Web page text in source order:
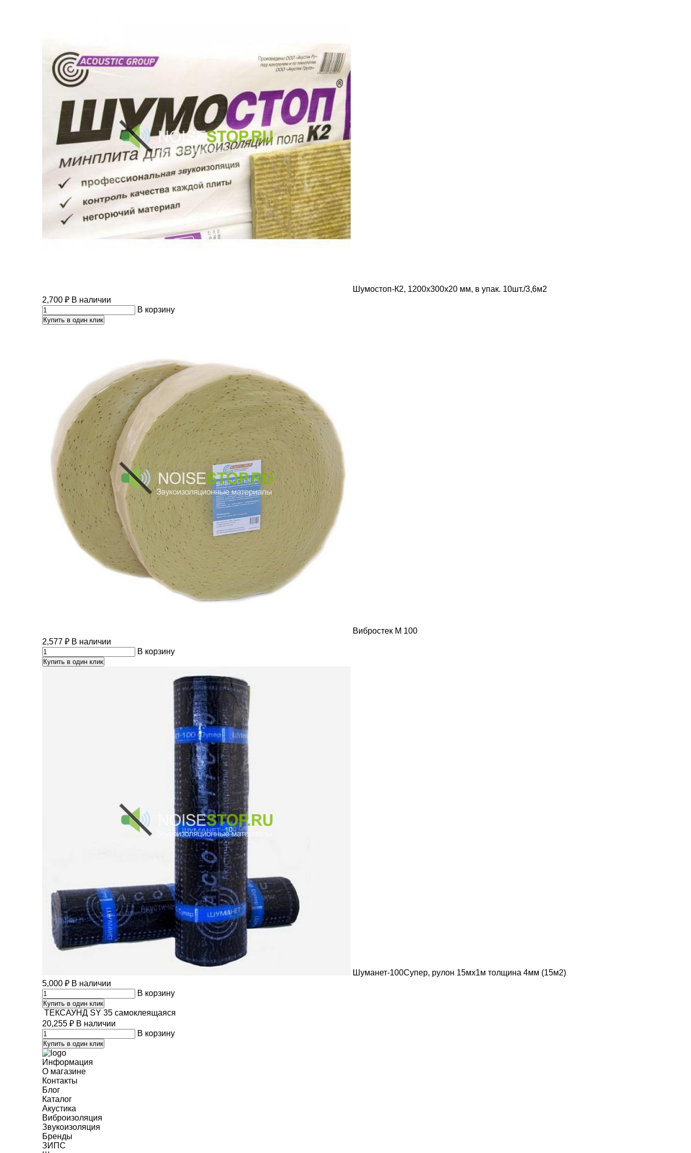
Шумостоп-К2, 1200х300х20 мм, в упак. 10шт./3,6м2
2,700 ₽ В наличии
В корзину
Купить в один клик
Вибростек М 100
2,577 ₽ В наличии
В корзину
Купить в один клик
Шуманет-100Супер, рулон 15мх1м толщина 4мм (15м2)
5,000 ₽ В наличии
В корзину
Купить в один клик
ТЕКСАУНД SY 35 самоклеящаяся
20,255 ₽ В наличии
В корзину
Купить в один клик
Информация
О магазине
Контакты
Блог
Каталог
Акустика
Виброизоляция
Звукоизоляция
Бренды
ЗИПС